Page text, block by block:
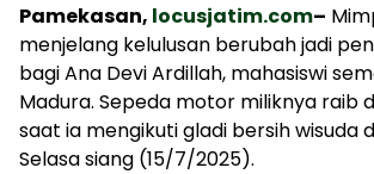
Pamekasan, locusjatim.com–
menjelang kelulusan berubah jadi
bagi Ana Devi Ardillah, mahasiswi
Madura. Sepeda motor miliknya raib
saat ia mengikuti gladi bersih wisuda
Selasa siang (15/7/2025).